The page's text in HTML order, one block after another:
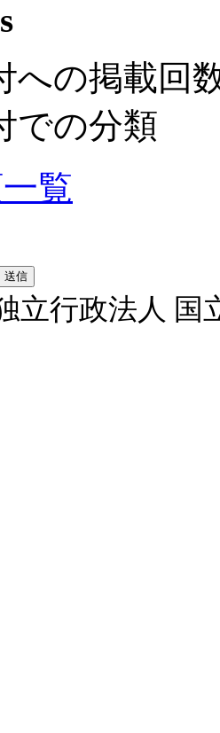
への掲載回
での分類
覧
立行政法人 国